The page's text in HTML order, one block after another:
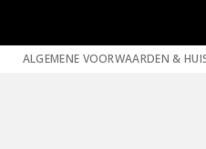
ALGEMENE VOORWAARDEN &